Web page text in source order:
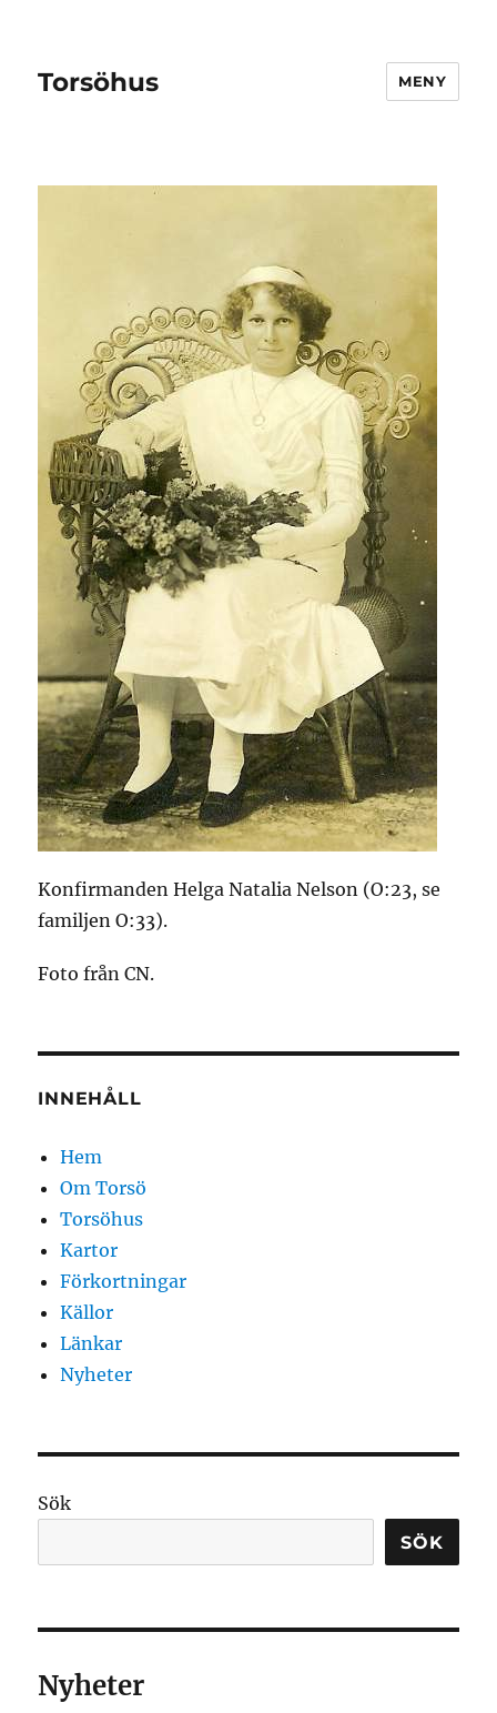
Torsöhus MENY
Konfirmanden Helga Natalia Nelson (O:23, se
familjen O:33).
Foto från CN.
INNEHÅLL
Hem
Om Torsö
Torsöhus
Kartor
Förkortningar
Källor
Länkar
Nyheter
Sök
SÖK
Nyheter